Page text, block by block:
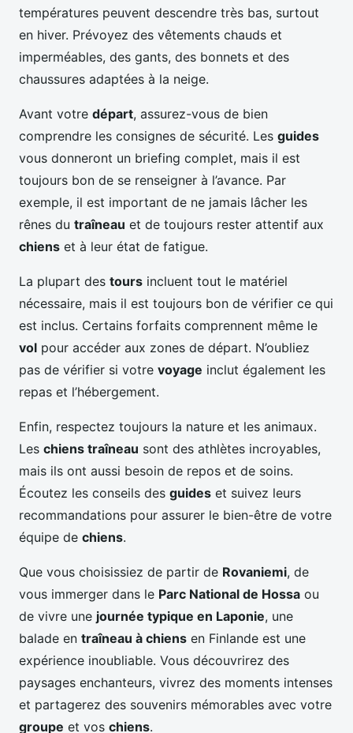
températures peuvent descendre très bas, surtout
en hiver. Prévoyez des vêtements chauds et
imperméables, des gants, des bonnets et des
chaussures adaptées à la neige.
Avant votre départ, assurez-vous de bien
comprendre les consignes de sécurité. Les guides
vous donneront un briefing complet, mais il est
toujours bon de se renseigner à l’avance. Par
exemple, il est important de ne jamais lâcher les
rênes du traîneau et de toujours rester attentif aux
chiens et à leur état de fatigue.
La plupart des tours incluent tout le matériel
nécessaire, mais il est toujours bon de vérifier ce qui
est inclus. Certains forfaits comprennent même le
vol pour accéder aux zones de départ. N’oubliez
pas de vérifier si votre voyage inclut également les
repas et l’hébergement.
Enfin, respectez toujours la nature et les animaux.
Les chiens traîneau sont des athlètes incroyables,
mais ils ont aussi besoin de repos et de soins.
Écoutez les conseils des guides et suivez leurs
recommandations pour assurer le bien-être de votre
équipe de chiens.
Que vous choisissiez de partir de Rovaniemi, de
vous immerger dans le Parc National de Hossa ou
de vivre une journée typique en Laponie, une
balade en traîneau à chiens en Finlande est une
expérience inoubliable. Vous découvrirez des
paysages enchanteurs, vivrez des moments intenses
et partagerez des souvenirs mémorables avec votre
groupe et vos chiens.